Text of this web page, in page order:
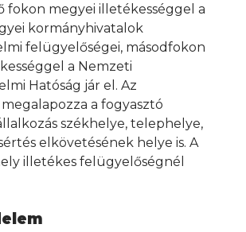
fokon megyei illetékességgel a
kormányhivatalok
felügyelőségei, másodfokon
a Nemzeti
Hatóság jár el. Az
a fogyasztó
székhelye, telephelye,
elkövetésének helye is. A
illetékes felügyelőségnél